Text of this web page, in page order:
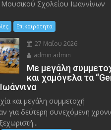
Μουσικού Σχολείου Ιωαννίνων
Επικαιρότητα
27 Μαΐου 2026
admin admin
Με μεγάλη
και χαμόγελα τα
και μεγάλη συμμετοχή
για δεύτερη συνεχόμενη